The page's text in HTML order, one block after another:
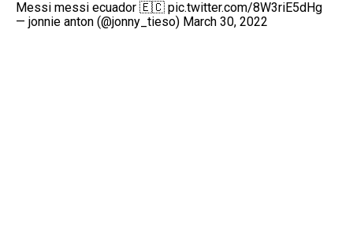
Messi messi ecuador 🇪🇨 pic.twitter.com/8W3riE5dHg
— jonnie anton (@jonny_tieso) March 30, 2022